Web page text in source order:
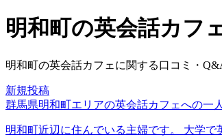
明和町の英会話カフ
明和町の英会話カフェに関する口コミ・
新規投稿
群馬県明和町エリアの英会話カフェへの一
明和町近辺に住んでいる主婦です。 大学